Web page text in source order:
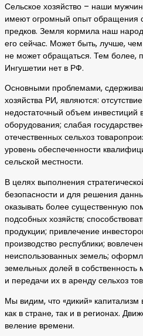
Сельское хозяйство – наши
имеют огромный опыт обращения
предков. Земля кормила наш
его сейчас. Может быть, лучше,
не может обращаться. Тем более,
Ингушетии нет в РФ.
Основными проблемами,
хозяйства РИ, являются:
недостаточный объем
оборудования; слабая
отечественных сельхоз
уровень обеспеченности
сельской местности.
В целях выполнения
безопасности и для решения
оказывать более существенную
подсобных хозяйств;
продукции; привлечение
производство республики;
неиспользованных земель;
земельных долей в
и передачи их в аренду сельхоз
Мы видим, что «дикий»
как в стране, так и в регионах.
веление времени.